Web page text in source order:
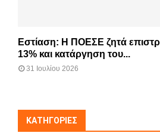
Εστίαση: Η ΠΟΕΣΕ ζητά
13% και κατάργηση του...
31 Ιουλίου 2026
KΑΤΗΓΟΡΊΕΣ